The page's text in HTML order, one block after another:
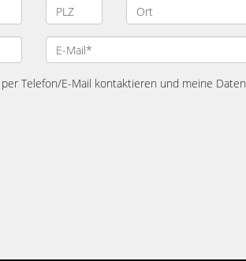
Telefon/E-Mail kontaktieren und meine Daten